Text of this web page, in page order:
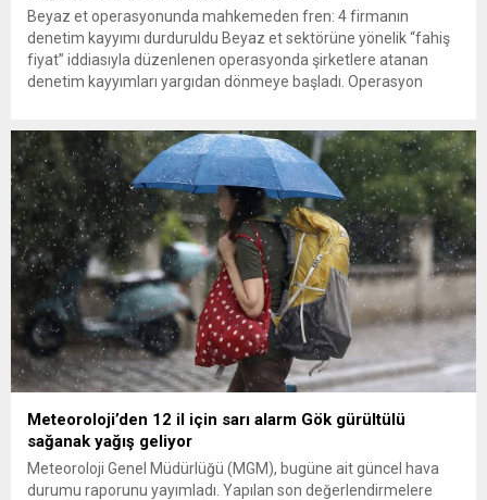
Beyaz et operasyonunda mahkemeden fren: 4 firmanın
denetim kayyımı durduruldu Beyaz et sektörüne yönelik “fahiş
fiyat” iddiasıyla düzenlenen operasyonda şirketlere atanan
denetim kayyımları yargıdan dönmeye başladı. Operasyon
atamasının durdurulmasına karar verdi. Türkiye’nin önde gelen
beyaz et...
Meteoroloji’den 12 il için sarı alarm Gök gürültülü
sağanak yağış geliyor
Meteoroloji Genel Müdürlüğü (MGM), bugüne ait güncel hava
durumu raporunu yayımladı. Yapılan son değerlendirmelere